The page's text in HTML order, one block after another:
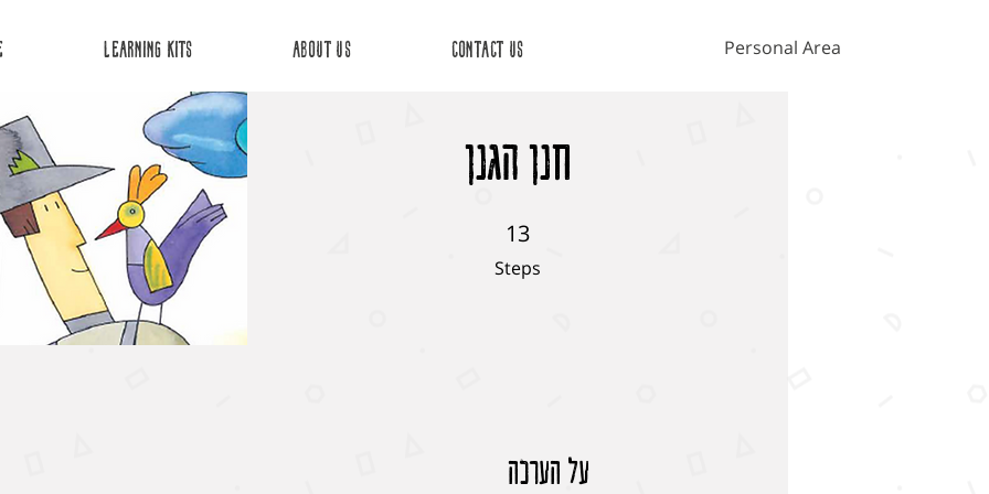
Contact Us
about us
Learning Kits Personal Area
חנן הגנן
13
Steps
13 Steps
על הערכה